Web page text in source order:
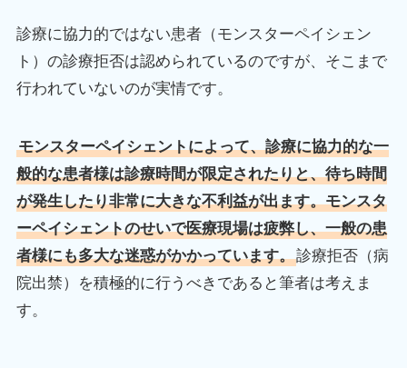
診療に協力的ではない患者（モンスターペイシェン
ト）の診療拒否は認められているのですが、そこまで
行われていないのが実情です。
モンスターペイシェントによって、診療に協力的な一
般的な患者様は診療時間が限定されたりと、待ち時間
が発生したり非常に大きな不利益が出ます。モンスタ
ーペイシェントのせいで医療現場は疲弊し、一般の患
者様にも多大な迷惑がかかっています。診療拒否（病
院出禁）を積極的に行うべきであると筆者は考えま
す。